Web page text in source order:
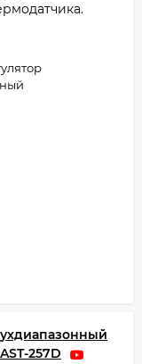
257D